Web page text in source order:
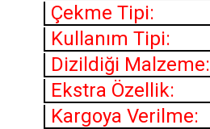
Çekme Tipi:
Kullanım Tipi:
Dizildiği Malzeme:
Ekstra Özellik:
Kargoya Verilme: